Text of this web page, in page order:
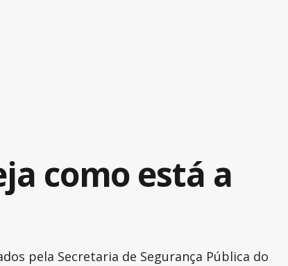
como está a
pela Secretaria de Segurança Pública do